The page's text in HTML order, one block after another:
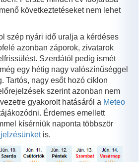
következtetéseket nem lehet
szép nyári idő uralja a kérdéses
azonban záporok, zivatarok
Szerdától pedig ismét
egy hétig nagy valószínűséggel
Tartós, nagy esőt hozó ciklon
szerint azonban nem
gyakorolt hatásáról a Meteo
Érdemes emellett
kísérniük naponta többször
is.